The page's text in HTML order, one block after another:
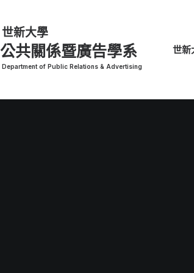
公共關係暨廣告學系 世新